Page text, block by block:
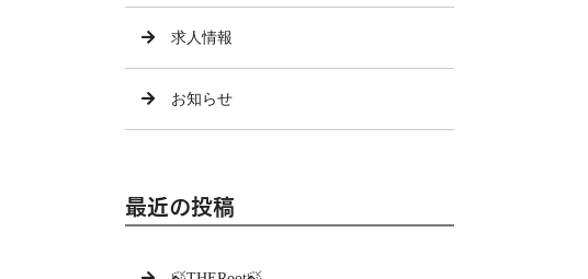
求人情報
お知らせ
最近の投稿